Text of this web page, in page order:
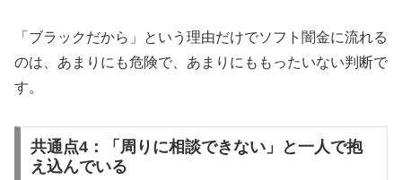
「ブラックだから」という理由だけでソフト闇金に流れる
のは、あまりにも危険で、あまりにももったいない判断で
す。
共通点4：「周りに相談できない」と一人で抱
え込んでいる